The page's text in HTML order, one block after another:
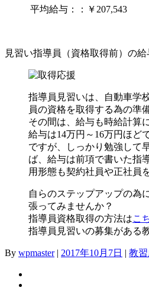
平均給与：：￥207,543
見習い指導員（資格取得前）の給
指導員見習いは、自動車学
員の資格を取得する為の準
その間は、給与も時給計算
給与は14万円～16万円ほど
ですが、しっかり勉強して
ば、給与は前項で書いた指
用形態も契約社員や正社員
自らのステップアップの為
張ってみませんか？
指導員資格取得の方法はこ
指導員見習いの募集がある
By wpmaster| 2017年10月7日 | 教